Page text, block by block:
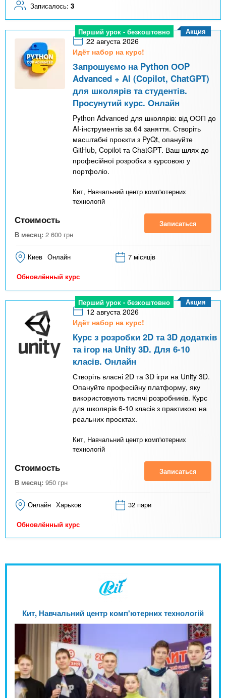
Записалось: 3
Перший урок - безкоштовно
22 августа 2026
Идёт набор на курс!
Запрошуємо на Python ООP
Advanced + AI (Copilot, ChatGPT)
для школярів та студентів.
Просунутий курс. Онлайн
Python Advanced для школярів: від ООП до
AI-інструментів за 64 заняття. Створіть
масштабні проєкти з PyQt, опануйте
GitHub, Copilot та ChatGPT. Ваш шлях до
професійної розробки з курсовою у
портфоліо.
Кит, Навчальний центр комп'ютерних
технологій
Акция
Стоимость
В месяц: 2 600 грн
Записаться
Киев Онлайн 7 місяців
Обновлённый курс
Перший урок - безкоштовно
12 августа 2026
Идёт набор на курс!
Курс з розробки 2D та 3D додатків
та ігор на Unity 3D. Для 6-10
класів. Онлайн
Створіть власні 2D та 3D ігри на Unity 3D.
Опануйте професійну платформу, яку
використовують тисячі розробників. Курс
для школярів 6-10 класів з практикою на
реальних проєктах.
Кит, Навчальний центр комп'ютерних
технологій
Акция
Стоимость
В месяц: 950 грн
Записаться
Онлайн Харьков 32 пари
Обновлённый курс
Кит, Навчальний центр комп'ютерних технологій